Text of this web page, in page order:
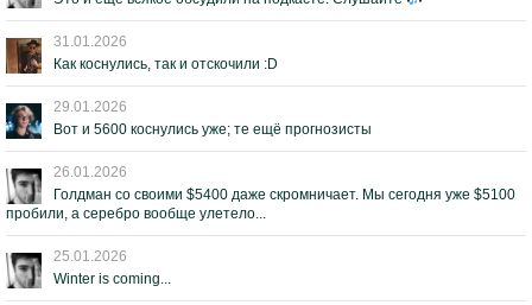
31.01.2026
Как коснулись, так и отскочили :D
29.01.2026
Вот и 5600 коснулись уже; те ещё прогнозисты
26.01.2026
Голдман со своими $5400 даже скромничает. Мы сегодня уже $5100
пробили, а серебро вообще улетело...
25.01.2026
Winter is coming...